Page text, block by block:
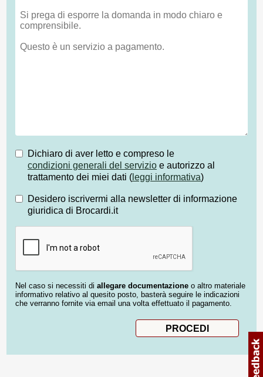
Dichiaro di aver letto e compreso le
condizioni generali del servizio e autorizzo al
trattamento dei miei dati ( leggi informativa)
Desidero iscrivermi alla newsletter di informazione
giuridica di Brocardi.it
Nel caso si necessiti di allegare documentazione o altro materiale
informativo relativo al quesito posto, basterà seguire le indicazioni
che verranno fornite via email una volta effettuato il pagamento.